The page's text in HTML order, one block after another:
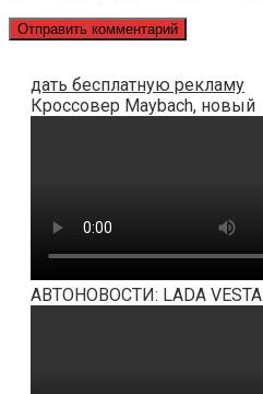
дать бесплатную рекламу
Кроссовер Maybach, новый
АВТОНОВОСТИ: LADA VESTA